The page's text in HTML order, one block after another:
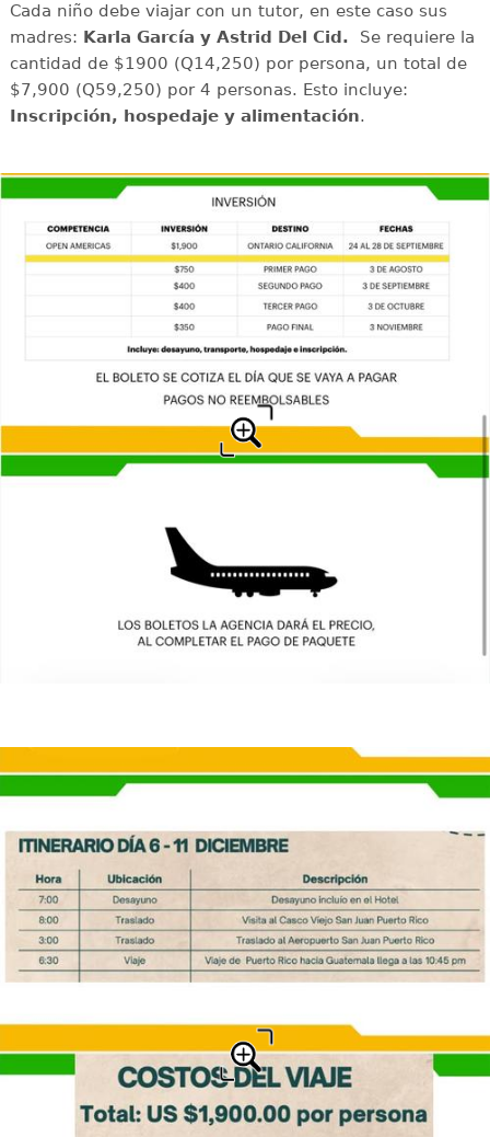
Cada niño debe viajar con un tutor, en este caso sus
madres: Karla García y Astrid Del Cid. Se requiere la
cantidad de $1900 (Q14,250) por persona, un total de
$7,900 (Q59,250) por 4 personas. Esto incluye:
Inscripción, hospedaje y alimentación.